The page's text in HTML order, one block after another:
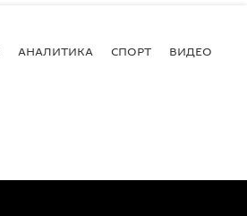
АНАЛИТИКА СПОРТ ВИДЕО